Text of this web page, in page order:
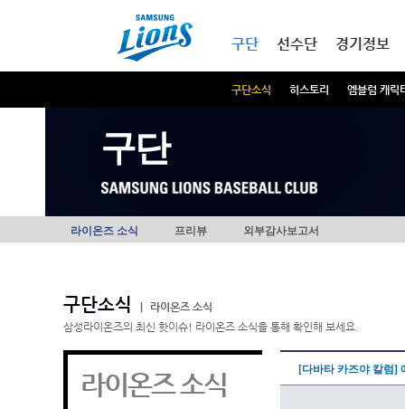
구단
구단소식 히스토리 엠블럼 캐릭
선수단 경기정보
구단
라이온즈 소식 프리뷰 외부감사보고서
구단소식
라이온즈 소식
삼성라이온즈의 최신 핫이슈! 라이온즈 소식을 통해 확인해 보세요.
라이온즈 소식 [다바타 카즈야 칼럼]